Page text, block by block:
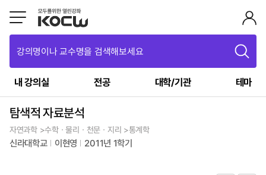
강의명이나 교수명을 검색해보세요
내 강의실 전공 대학/기관 테마
탐색적 자료분석
자연과학 >수학ㆍ물리ㆍ천문ㆍ지리 >통계학
신라대학교 이현영 2011년 1학기